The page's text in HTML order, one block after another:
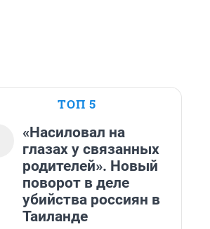
ТОП 5
«Насиловал на
глазах у связанных
родителей». Новый
поворот в деле
убийства россиян в
Таиланде